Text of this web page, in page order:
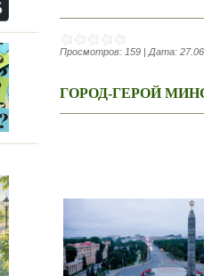
Просмотров: 159 | Дата:
ГОРОД-ГЕРОЙ